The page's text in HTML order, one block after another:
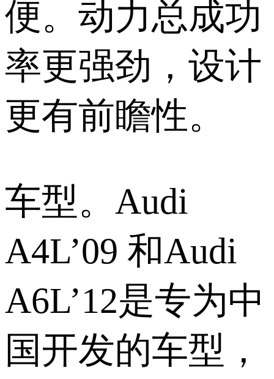
便。动力总成功
率更强劲，设计
更有前瞻性。
车型。Audi
A4L’09 和Audi
A6L’12是专为中
国开发的车型，